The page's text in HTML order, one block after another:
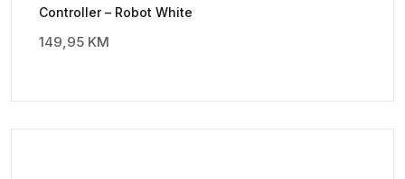
Controller – Robot White
149,95 KM